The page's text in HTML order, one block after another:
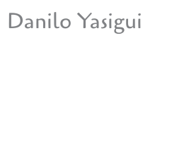
para
Danilo Yasigui